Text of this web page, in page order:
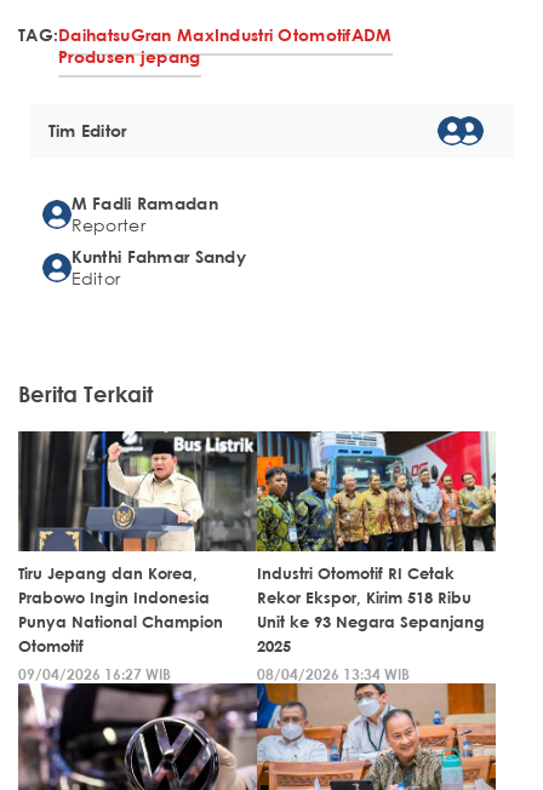
TAG:DaihatsuGran MaxIndustri OtomotifADM
Produsen jepang
Tim Editor
M Fadli Ramadan
Reporter
Kunthi Fahmar Sandy
Editor
Berita Terkait
Tiru Jepang dan Korea,
Prabowo Ingin Indonesia
Punya National Champion
Otomotif
09/04/2026 16:27 WIB
Industri Otomotif RI Cetak
Rekor Ekspor, Kirim 518 Ribu
Unit ke 93 Negara Sepanjang
2025
08/04/2026 13:34 WIB